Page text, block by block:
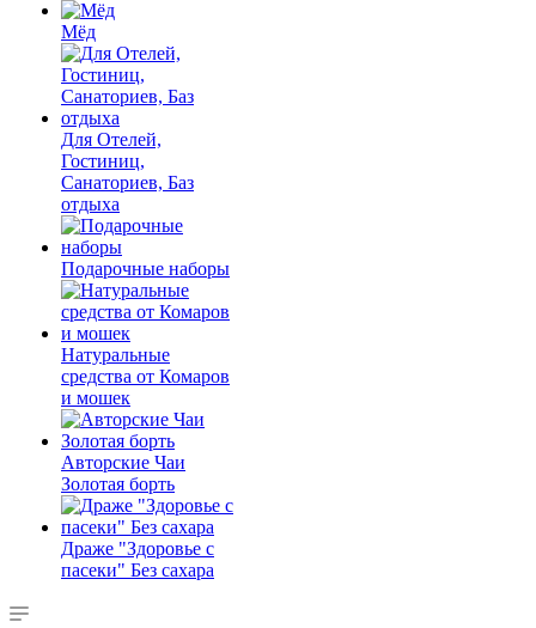
Мёд
Для Отелей,
Гостиниц,
Санаториев, Баз
отдыха
Подарочные наборы
Натуральные
средства от Комаров
и мошек
Авторские Чаи
Золотая борть
Драже "Здоровье с
пасеки" Без сахара